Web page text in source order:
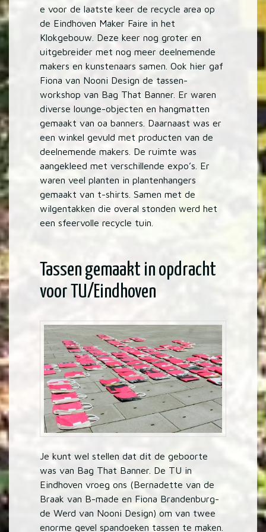
e voor de laatste keer de recycle area op
de Eindhoven Maker Faire in het
Klokgebouw. Deze keer nog groter en
uitgebreider met nog meer deelnemende
makers en kunstenaars samen. Ook hier gaf
Fiona van Nooni Design de tassen-
workshop van Bag That Banner. Er waren
diverse lounge-objecten en hangmatten
gemaakt van oa banners. Daarnaast was er
een winkel gevuld met producten van de
deelnemende makers. De ruimte was
aangekleed met verschillende expo’s. Er
waren veel planten in plantenhangers
gemaakt van t-shirts. Samen met de
wilgentakken die overal stonden werd het
een sfeervolle recycle tuin.
Tassen gemaakt in opdracht
voor TU/Eindhoven
Je kunt wel stellen dat dit de geboorte
was van Bag That Banner. De TU in
Eindhoven vroeg ons (Bernadette van de
Braak van B-made en Fiona Brandenburg-
de Werd van Nooni Design) om van twee
enorme gevel spandoeken tassen te maken.